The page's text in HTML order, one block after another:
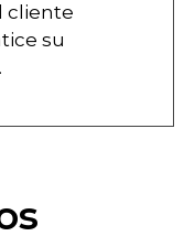
cliente
su
.